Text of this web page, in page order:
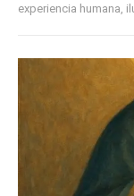
experiencia humana,